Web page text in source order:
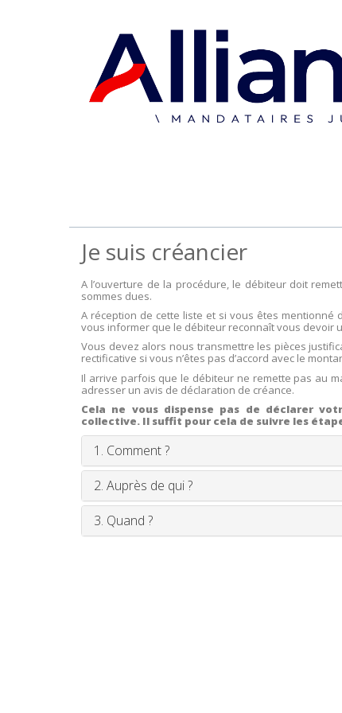
Je suis créancier
A l’ouverture de la procédure, le débiteur doit
sommes dues.
A réception de cette liste et si vous êtes mentionné
vous informer que le débiteur reconnaît vous devoir
Vous devez alors nous transmettre les pièces
rectificative si vous n’êtes pas d’accord avec le
Il arrive parfois que le débiteur ne remette pas au
adresser un avis de déclaration de créance.
Cela ne vous dispense pas de déclarer
collective. Il suffit pour cela de suivre les
1. Comment ?
2. Auprès de qui ?
3. Quand ?